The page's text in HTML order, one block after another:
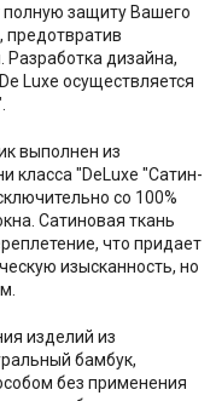
защиту Вашего
предотвратив
Разработка дизайна,
Luxe осуществляется
выполнен из
класса "DeLuxe "Сатин-
со 100%
Сатиновая ткань
что придает
изысканность, но
изделий из
бамбук,
без применения